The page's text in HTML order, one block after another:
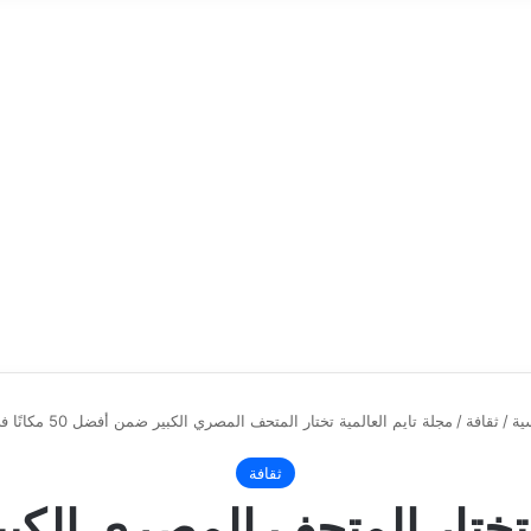
/ ثقافة / مجلة تايم العالمية تختار المتحف المصري الكبير ضمن أفضل 50 مكانًا في العالم
ثقافة